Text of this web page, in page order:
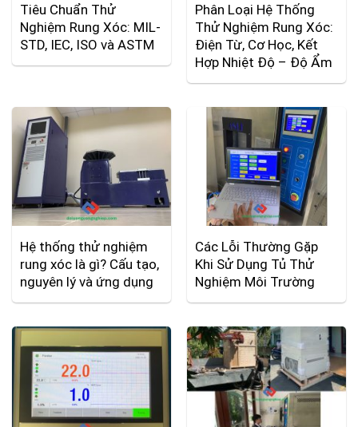
Tiêu Chuẩn Thử
Nghiệm Rung Xóc: MIL-
STD, IEC, ISO và ASTM
Phân Loại Hệ Thống
Thử Nghiệm Rung Xóc:
Điện Từ, Cơ Học, Kết
Hợp Nhiệt Độ – Độ Ẩm
Hệ thống thử nghiệm
rung xóc là gì? Cấu tạo,
nguyên lý và ứng dụng
Các Lỗi Thường Gặp
Khi Sử Dụng Tủ Thử
Nghiệm Môi Trường